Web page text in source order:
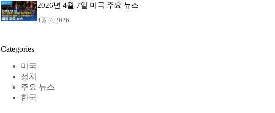
2026년 4월 7일 미국 주요 뉴스
4월 7, 2026
Categories
미국
정치
주요 뉴스
한국